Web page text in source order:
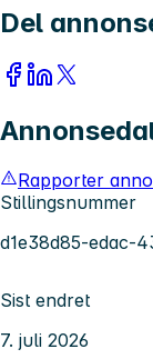
Del
Rapporter
Stillingsnummer
d1e38d85-edac-
Sist endret
7. juli 2026